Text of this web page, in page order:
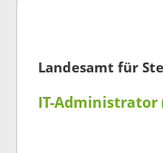
Landesamt für
IT-Administrator